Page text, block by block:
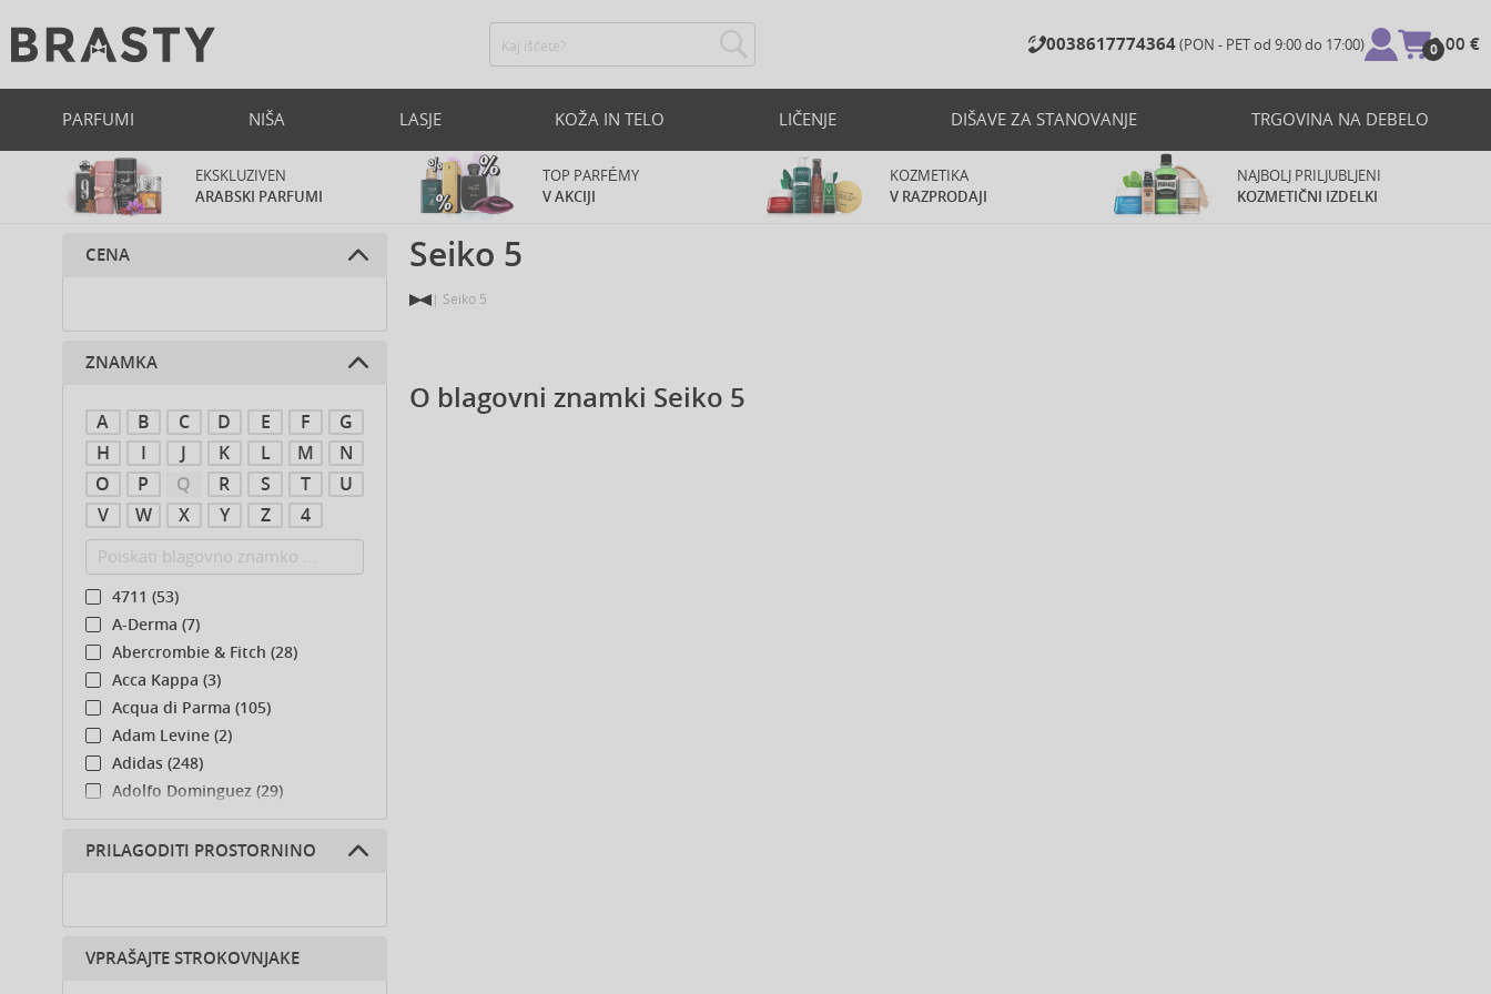
0038617774364(PON - PET od 9:00 do 17:00) 0
0,00 €
PARFUMI NIŠA LASJE KOŽA IN TELO LIČENJE DIŠAVE ZA STANOVANJE TRGOVINA NA DEBELO
EKSKLUZIVEN
ARABSKI PARFUMI
TOP PARFÉMY
V AKCIJI
KOZMETIKA
V RAZPRODAJI
NAJBOLJ PRILJUBLJENI
KOZMETIČNI IZDELKI
Seiko 5
Seiko 5
O blagovni znamki Seiko 5
CENA
ZNAMKA
A B C D E F
G
H
I J K L M
N
O
P Q R S T
U
V
W X Y Z 4
4711 (53)
A-Derma (7)
Abercrombie & Fitch (28)
Acca Kappa (3)
Acqua di Parma (105)
Adam Levine (2)
Adidas (248)
Adolfo Dominguez (29)
Adyan (78)
Affinage (1)
Ahava (49)
Aigner (43)
PRILAGODITI PROSTORNINO
VPRAŠAJTE STROKOVNJAKE